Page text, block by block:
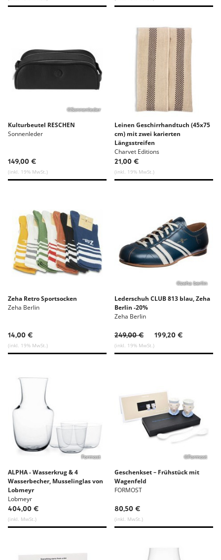
©Sonnenleder
Kulturbeutel RESCHEN
Sonnenleder
149,00 €
(inkl. 19% MwSt.)
Leinen Geschirrhandtuch (45x75
cm) mit zwei karierten
Längsstreifen
Charvet Editions
21,00 €
(inkl. 19% MwSt.)
Zeha Retro Sportsocken
Zeha Berlin
14,00 €
(inkl. 19% MwSt.)
©zeha berlin
Lederschuh CLUB 813 blau, Zeha
Berlin -20%
Zeha Berlin
249,00 € 199,20 €
(inkl. 19% MwSt.)
Formost
ALPHA - Wasserkrug & 4
Wasserbecher, Musselinglas von
Lobmeyr
Lobmeyr
404,00 €
(inkl. MwSt.)
©Formost
Geschenkset – Frühstück mit
Wagenfeld
FORMOST
80,50 €
(inkl. MwSt.)